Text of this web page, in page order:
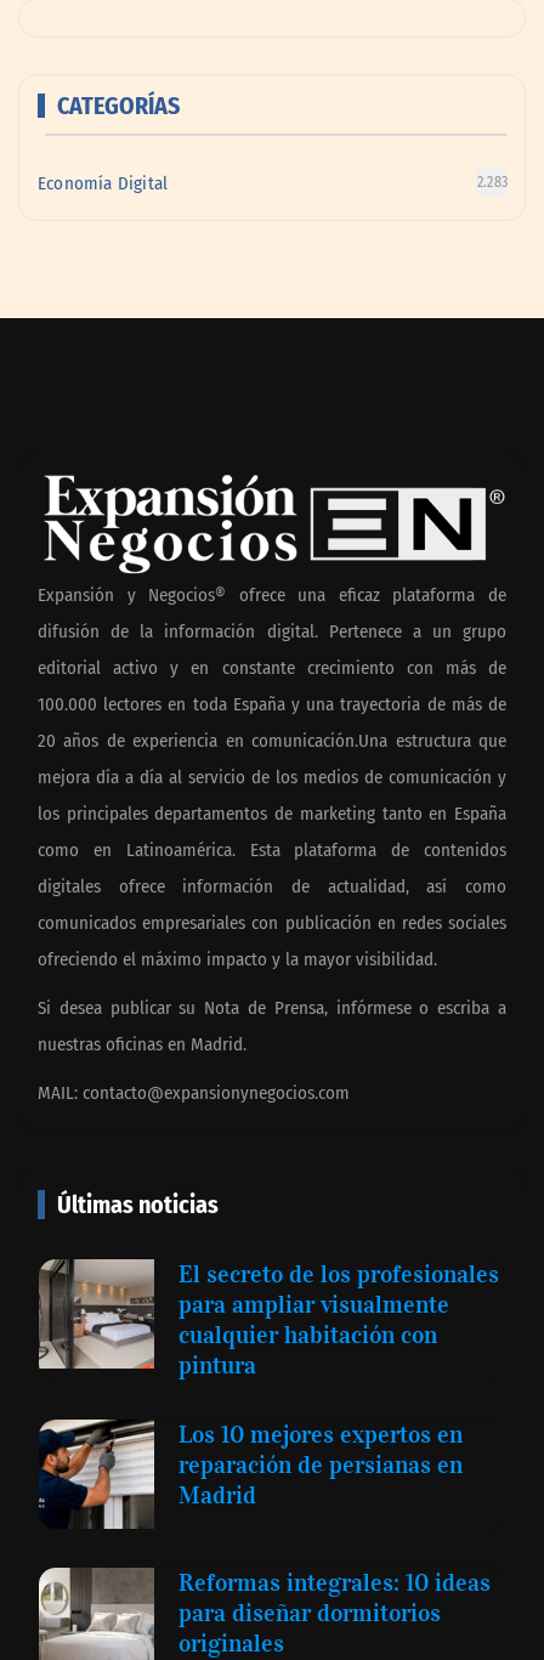
CATEGORÍAS
Economía Digital 2.283
Expansión y Negocios® ofrece una eficaz plataforma de
difusión de la información digital. Pertenece a un grupo
editorial activo y en constante crecimiento con más de
100.000 lectores en toda España y una trayectoria de más de
20 años de experiencia en comunicación.Una estructura que
mejora día a día al servicio de los medios de comunicación y
los principales departamentos de marketing tanto en España
como en Latinoamérica. Esta plataforma de contenidos
digitales ofrece información de actualidad, así como
comunicados empresariales con publicación en redes sociales
ofreciendo el máximo impacto y la mayor visibilidad.
Si desea publicar su Nota de Prensa, infórmese o escriba a
nuestras oficinas en Madrid.
MAIL: contacto@expansionynegocios.com
Últimas noticias
El secreto de los profesionales
para ampliar visualmente
cualquier habitación con
pintura
Los 10 mejores expertos en
reparación de persianas en
Madrid
Reformas integrales: 10 ideas
para diseñar dormitorios
originales